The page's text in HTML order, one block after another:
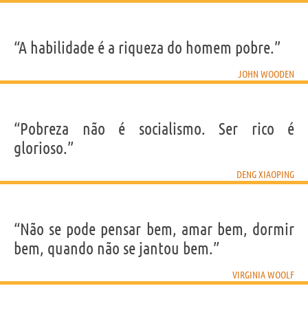
“A habilidade é a riqueza do homem pobre.”
JOHN WOODEN
“Pobreza não é socialismo. Ser rico é
glorioso.”
DENG XIAOPING
“Não se pode pensar bem, amar bem, dormir
bem, quando não se jantou bem.”
VIRGINIA WOOLF